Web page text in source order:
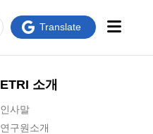
ETRI 소개
인사말
연구원소개
Translate